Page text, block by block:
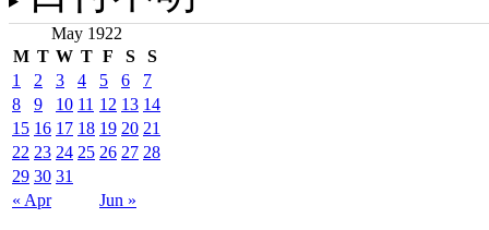
May 1922
M T W T F S S
« Apr Jun »
1 2 3 4 5 6
7
8
9 10 11 12 13 14
15 16 17 18 19 20 21
22 23 24 25 26 27 28
29 30 31